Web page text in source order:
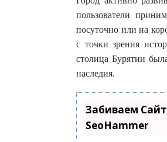
пользователи
посуточно или на
с точки зрения
столица Бурятии
наследия.
Забиваем
SeoHammer